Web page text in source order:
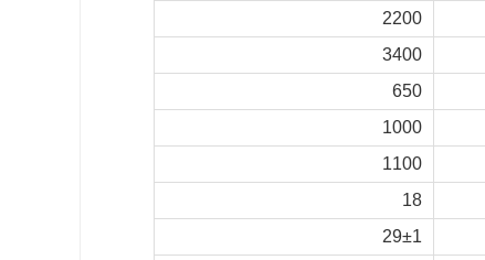
2200
3400
650
1000
1100
18
29±1